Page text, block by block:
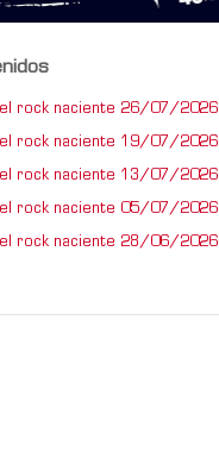
rock naciente 26/07/2026
rock naciente 19/07/2026
rock naciente 13/07/2026
rock naciente 05/07/2026
rock naciente 28/06/2026